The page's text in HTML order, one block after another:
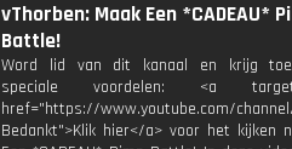
vThorben: Maak Een *CADEAU*
Battle!
Word lid van dit kanaal en krijg
speciale voordelen: <a
href="https://www.youtube.com/channel/
Bedankt">Klik hier</a> voor het kijken